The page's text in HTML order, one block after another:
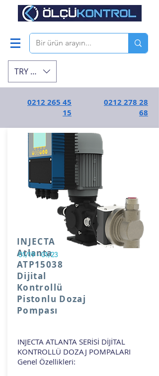
TRY (₺)
0212 265 45
15
0212 278 28
68
INJECTA
Atlanta
ATP15038
Dijital
Kontrollü
Pistonlu Dozaj
Pompası
01/19 - 01/23
INJECTA ATLANTA SERİSİ DİJİTAL
KONTROLLÜ DOZAJ POMPALARI
Genel Özellikleri: